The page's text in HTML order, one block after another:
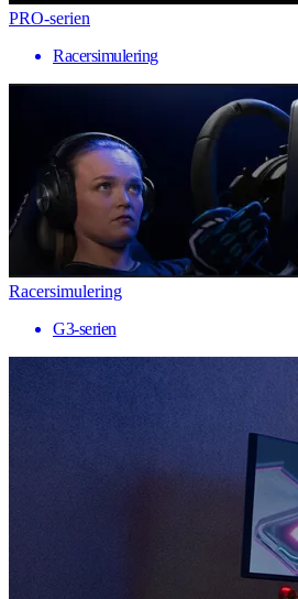
PRO-serien
Racersimulering
Racersimulering
G3-serien